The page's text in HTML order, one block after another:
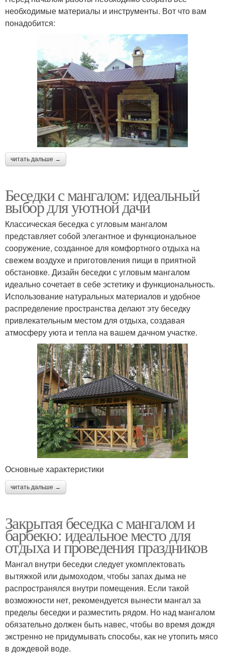
необходимые материалы и инструменты. Вот что вам
понадобится:
читать дальше →
Беседки с мангалом: идеальный
выбор для уютной дачи
Классическая беседка с угловым мангалом
представляет собой элегантное и функциональное
сооружение, созданное для комфортного отдыха на
свежем воздухе и приготовления пищи в приятной
обстановке. Дизайн беседки с угловым мангалом
идеально сочетает в себе эстетику и функциональность.
Использование натуральных материалов и удобное
распределение пространства делают эту беседку
привлекательным местом для отдыха, создавая
атмосферу уюта и тепла на вашем дачном участке.
Основные характеристики
читать дальше →
Закрытая беседка с мангалом и
барбекю: идеальное место для
отдыха и проведения праздников
Мангал внутри беседки следует укомплектовать
вытяжкой или дымоходом, чтобы запах дыма не
распространялся внутри помещения. Если такой
возможности нет, рекомендуется вынести мангал за
пределы беседки и разместить рядом. Но над мангалом
обязательно должен быть навес, чтобы во время дождя
экстренно не придумывать способы, как не утопить мясо
в дождевой воде.